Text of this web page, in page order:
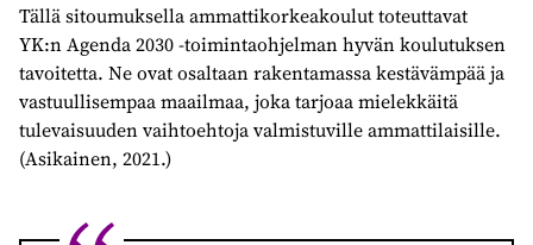
Tällä sitoumuksella ammattikorkeakoulut toteuttavat
YK:n Agenda 2030 -toimintaohjelman hyvän koulutuksen
tavoitetta. Ne ovat osaltaan rakentamassa kestävämpää ja
vastuullisempaa maailmaa, joka tarjoaa mielekkäitä
tulevaisuuden vaihtoehtoja valmistuville ammattilaisille.
(Asikainen, 2021.)